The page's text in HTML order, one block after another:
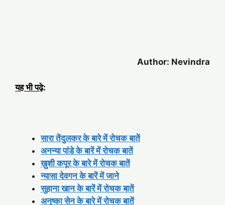
Author: Nevindra
यह भी पढ़े:
सारा तेंदुलकर के बारे में रोचक बातें
अनन्या पांडे के बारें में रोचक बातें
ख़ुशी कपूर के बारे में रोचक बातें
न्यासा देवगन के बारें में जाने
सुहाना खान के बारें में रोचक बातें
अनुष्का सेन के बारे में रोचक बातें